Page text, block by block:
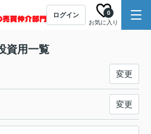
ログイン
お気に入り
0
資用一覧
変更
変更